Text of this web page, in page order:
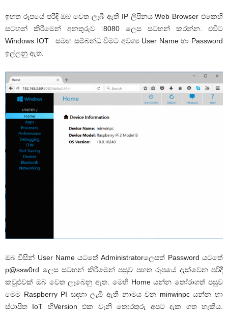
ඉහත රූපයේ පරිදි ඔබ වෙත ලැබී ඇති IP ලිපිනයWeb Browserඑකෙහි
සටහන් කිරීමෙන් අනතුරුව :8080 ලෙස සටහන් කරන්න. එවිට
Windows IOT
සමඟ සම්බන්ධ වීමට අවශ්‍ය User Nameහා Password
ඉල්ලනු ඇත.
ඔබ විසින් User NameයටතේAdministratorලෙසත් Passwordයටතේ
p@ssw0rd ලෙස සටහන් කිරීමෙන් පසුව පහත රූපයේ දැක්වෙන පරිදී
කවුළුවක් ඔබ වෙත ලැබෙනු ඇත. මෙහි Homeයන්න තෝරාගත් පසුව
මෙම Raspberry PI සඳහා ලැබී ඇති නාමය වන minwinpcයන්න හා
ස්ථාපිත IoT හිVersionඑක වැනි තොරතුරු අපට දැක ගත හැකිය.